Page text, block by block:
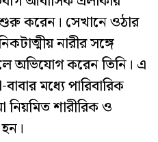
করেন। সেখানে ওঠার
নারীর সঙ্গে
অভিযোগ করেন তিনি। এ
মধ্যে পারিবারিক
নিয়মিত শারীরিক ও